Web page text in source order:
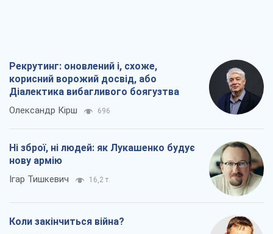
Рекрутинг: оновлений і, схоже,
корисний ворожий досвід, або
Діалектика вибагливого боягузтва
Олександр Кірш 696
Ні зброї, ні людей: як Лукашенко будує
нову армію
Ігар Тишкевич 16,2 т.
Коли закінчиться війна?